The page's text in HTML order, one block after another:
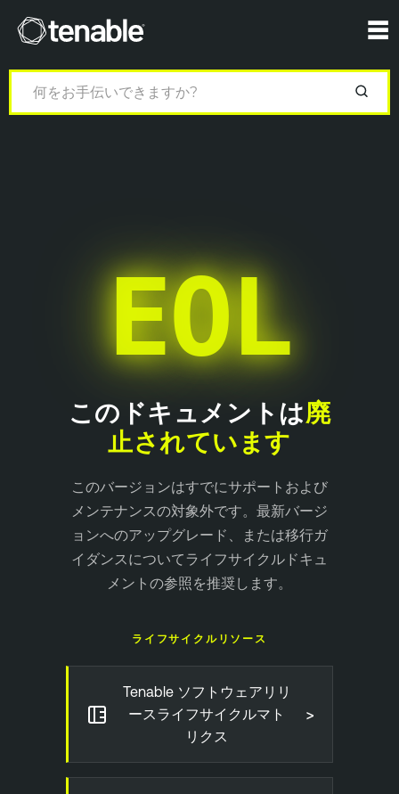
Tenable ☰
EOL
このドキュメントは廃
止されています
このバージョンはすでにサポートおよび
メンテナンスの対象外です。最新バージ
ョンへのアップグレード、または移行ガ
イダンスについてライフサイクルドキュ
メントの参照を推奨します。
ライフサイクルリソース
Tenable ソフトウェアリリ
ースライフサイクルマト
リクス
>